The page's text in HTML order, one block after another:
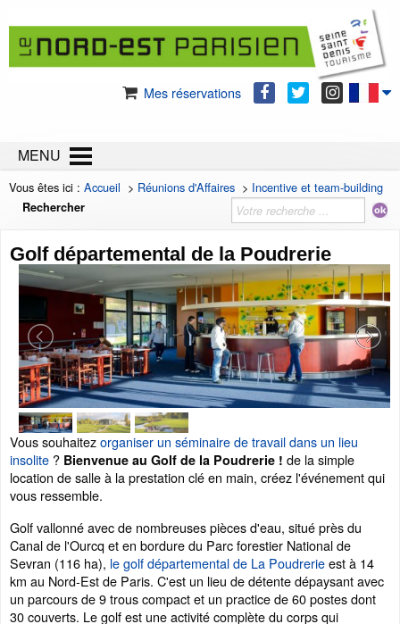
Mes réservations
MENU
Vous êtes ici : Accueil > Réunions d'Affaires > Incentive et team-building
Rechercher
Golf départemental de la Poudrerie
Vous souhaitezorganiser un séminaire de travail dans un lieu
insolite ? Bienvenue au Golf de la Poudrerie ! de la simple
location de salle à la prestation clé en main, créez l'événement qui
vous ressemble.
Golf vallonné avec de nombreuses pièces d'eau, situé près du
Canal de l'Ourcq et en bordure du Parc forestier National de
Sevran (116 ha), le golf départemental de La Poudrerieest à 14
km au Nord-Est de Paris. C'est un lieu de détente dépaysant avec
un parcours de 9 trous compact et un practice de 60 postes dont
30 couverts. Le golf est une activité complète du corps qui